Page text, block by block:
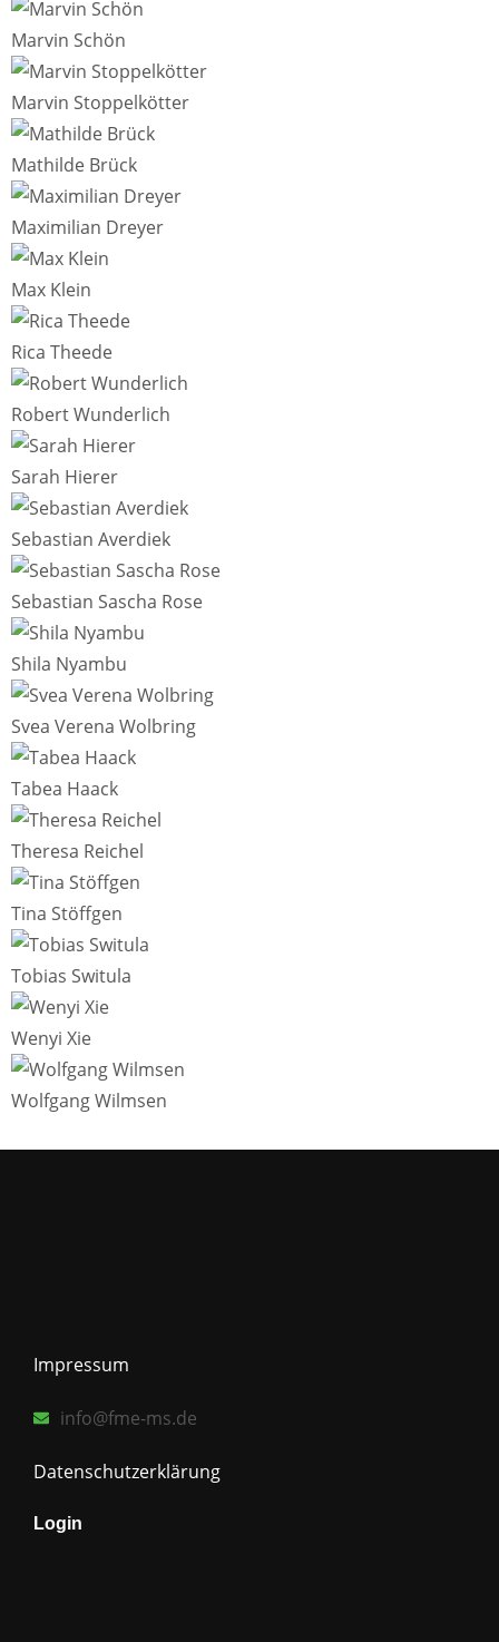
Marvin Schön
Marvin Stoppelkötter
Mathilde Brück
Maximilian Dreyer
Max Klein
Rica Theede
Robert Wunderlich
Sarah Hierer
Sebastian Averdiek
Sebastian Sascha Rose
Shila Nyambu
Svea Verena Wolbring
Tabea Haack
Theresa Reichel
Tina Stöffgen
Tobias Switula
Wenyi Xie
Wolfgang Wilmsen
Impressum
info@fme-ms.de
Datenschutzerklärung
Login